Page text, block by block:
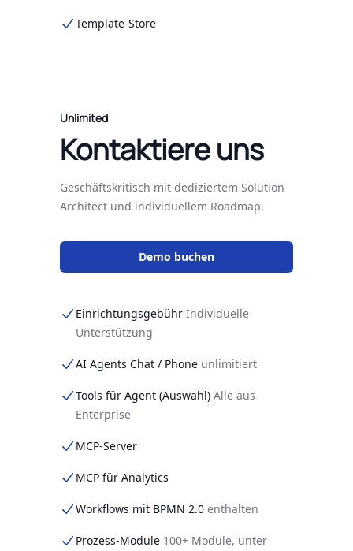
Template-Store
Unlimited
Kontaktiere uns
Geschäftskritisch mit dediziertem Solution
Architect und individuellem Roadmap.
Demo buchen
Einrichtungsgebühr Individuelle
Unterstützung
AI Agents Chat / Phone unlimitiert
Tools für Agent (Auswahl) Alle aus
Enterprise
MCP-Server
MCP für Analytics
Workflows mit BPMN 2.0 enthalten
Prozess-Module 100+ Module, unter